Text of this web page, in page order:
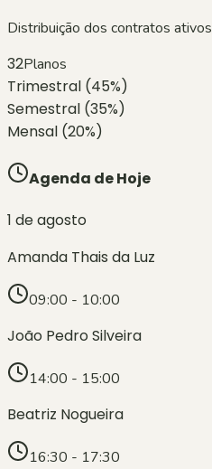
Distribuição dos contratos ativos
32Planos
Trimestral (45%)
Semestral (35%)
Mensal (20%)
Agenda de Hoje
1 de agosto
Amanda Thais da Luz
09:00 - 10:00
João Pedro Silveira
14:00 - 15:00
Beatriz Nogueira
16:30 - 17:30